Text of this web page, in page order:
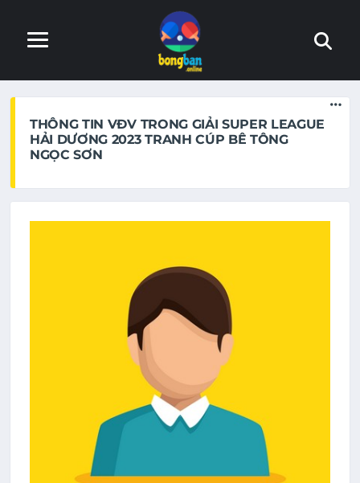
THÔNG TIN VĐV TRONG GIẢI SUPER LEAGUE
HẢI DƯƠNG 2023 TRANH CÚP BÊ TÔNG
NGỌC SƠN